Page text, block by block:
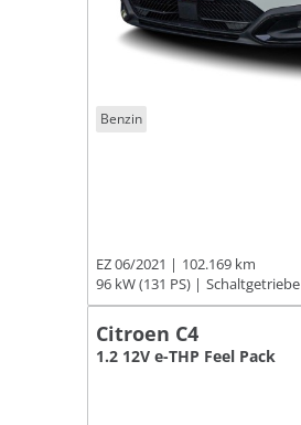
Benzin
EZ 06/2021
102.169 km
96 kW (131 PS)
Schaltgetriebe
Citroen C4
1.2 12V e-THP Feel Pack